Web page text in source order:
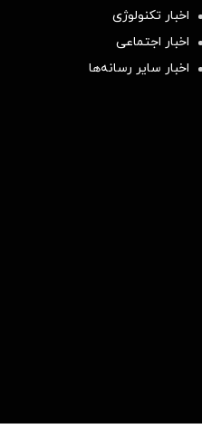
اخبار تکنولوژی
اخبار اجتماعی
اخبار سایر رسانه‌‌ها